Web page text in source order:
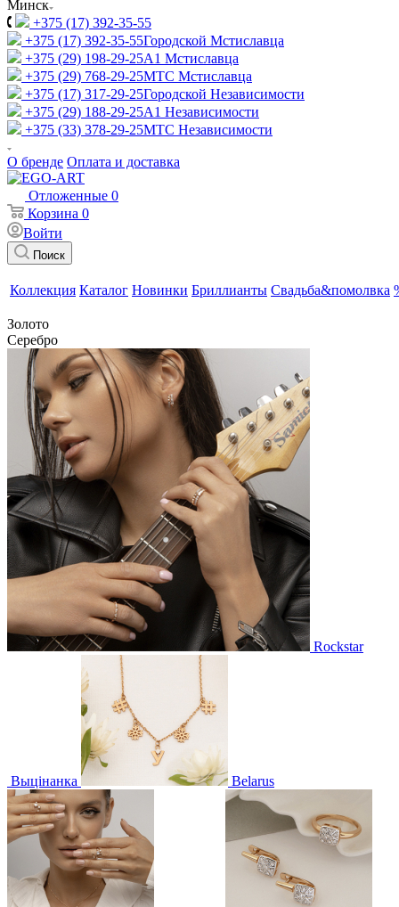
Минск
+375 (17) 392-35-55
+375 (17) 392-35-55Городской Мстиславца
+375 (29) 198-29-25A1 Мстиславца
+375 (29) 768-29-25МТС Мстиславца
+375 (17) 317-29-25Городской Независимости
+375 (29) 188-29-25A1 Независимости
+375 (33) 378-29-25МТС Независимости
О бренде Оплата и доставка
Отложенные 0
Корзина 0
Войти
Поиск
Коллекция Каталог Новинки Бриллианты Свадьба&помолвка
Золото
Серебро
Rockstar
Выцінанка Belarus